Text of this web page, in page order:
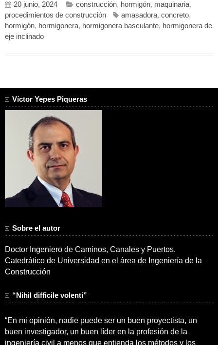
20 junio, 2024 construcción, hormigón, maquinaria,
procedimientos de construcción
amasadora, concreto,
hormigón, hormigonera, hormigonera basculante, hormigonera de
eje inclinado
Víctor Yepes Piqueras
Sobre el autor
Doctor Ingeniero de Caminos, Canales y Puertos.
Catedrático de Universidad en el área de Ingeniería de la
Construcción
“Nihil difficile volenti”
“En mi opinión, nadie puede ser un buen proyectista, un
buen investigador, un buen líder en la profesión de la
ingeniería civil a menos que entienda los métodos y los